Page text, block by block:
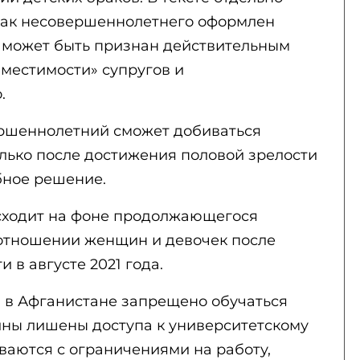
несовершеннолетнего оформлен
быть признан действительным
супругов и
сможет добиваться
после достижения половой зрелости
решение.
на фоне продолжающегося
женщин и девочек после
в августе 2021 года.
Афганистане запрещено обучаться
лишены доступа к университетскому
с ограничениями на работу,